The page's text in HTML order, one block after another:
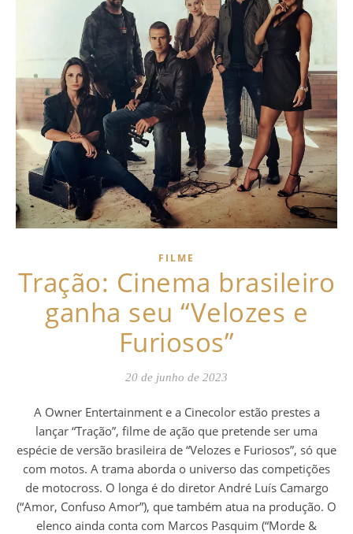
FILME
Tração: Cinema brasileiro
ganha seu “Velozes e
Furiosos”
20 de junho de 2023
A Owner Entertainment e a Cinecolor estão prestes a
lançar “Tração”, filme de ação que pretende ser uma
espécie de versão brasileira de “Velozes e Furiosos”, só que
com motos. A trama aborda o universo das competições
de motocross. O longa é do diretor André Luís Camargo
(“Amor, Confuso Amor”), que também atua na produção. O
elenco ainda conta com Marcos Pasquim (“Morde &